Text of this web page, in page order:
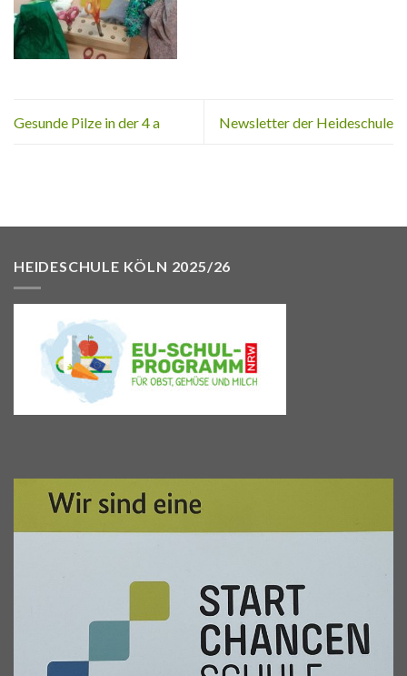
Gesunde Pilze in der 4 a Newsletter der Heideschule
HEIDESCHULE KÖLN 2025/26